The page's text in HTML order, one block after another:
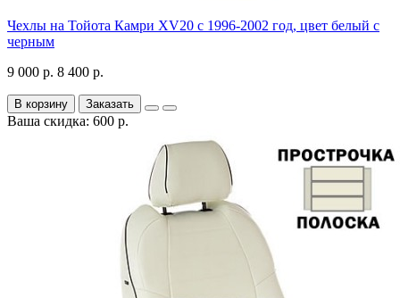
Чехлы на Тойота Камри XV20 с 1996-2002 год, цвет белый с
черным
9 000 р. 8 400 р.
В корзину Заказать
Ваша скидка: 600 р.